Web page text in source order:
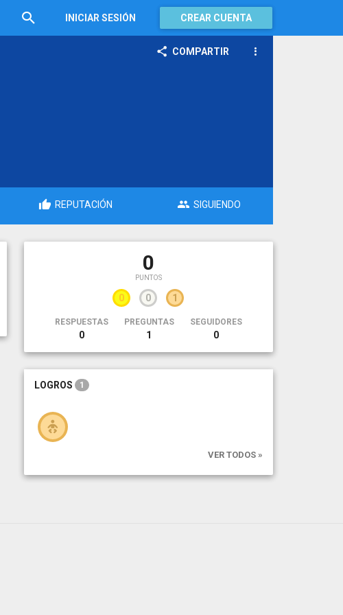
INICIAR SESIÓN CREAR CUENTA
COMPARTIR
REPUTACIÓN SIGUIENDO
0
PUNTOS
0 0 1
RESPUESTAS
0
PREGUNTAS
1
SEGUIDORES
0
LOGROS 1
VER TODOS »